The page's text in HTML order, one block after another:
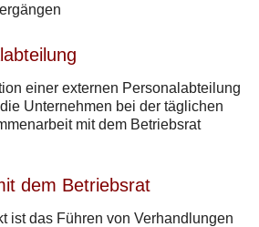
einer externen Personalabteilung
Unternehmen bei der täglichen
mit dem Betriebsrat
dem Betriebsrat
ist das Führen von Verhandlungen